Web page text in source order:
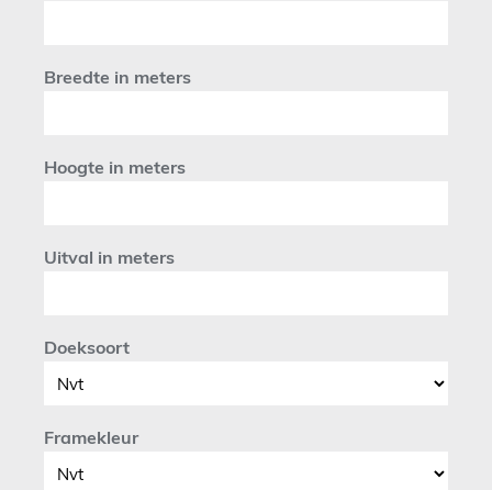
Breedte in meters
Hoogte in meters
Uitval in meters
Doeksoort
Framekleur